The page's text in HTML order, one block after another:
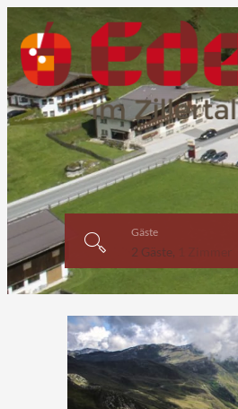
Gäste
2 Gäste,
Angebotdetails